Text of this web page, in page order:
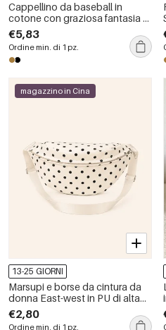
Cappellino da baseball in
cotone con graziosa fantasia di
animali e cuori.
€5,83
Ordine min. di 1 pz.
magazzino in Cina
13-25 GIORNI
Marsupi e borse da cintura da
donna East-west in PU di alta
qualità, stile casual, a tinta unita
con stampa a pois.
€2,80
Ordine min. di 1 pz.